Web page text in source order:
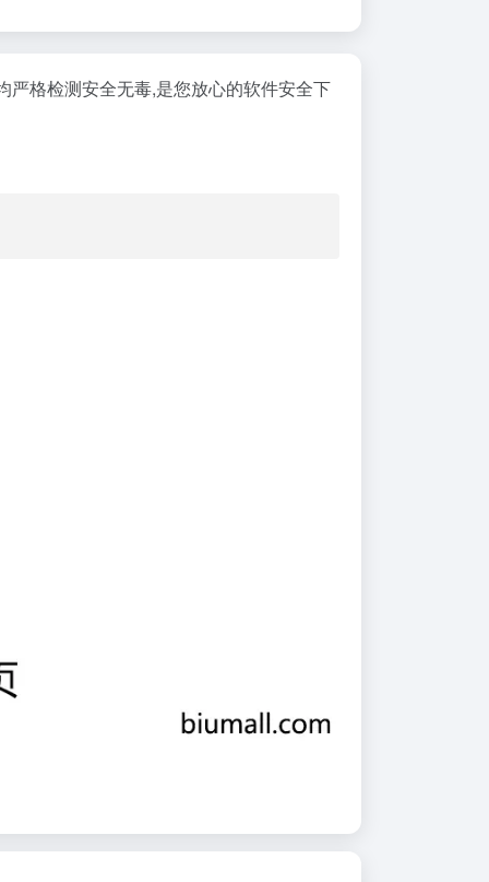
严格检测安全无毒,是您放心的软件安全下